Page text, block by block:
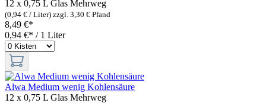
12 x 0,75 L Glas Mehrweg
(0,94 € / Liter) zzgl. 3,30 € Pfand
8,49 €*
0,94 €* / 1 Liter
Alwa Medium wenig Kohlensäure
12 x 0,75 L Glas Mehrweg